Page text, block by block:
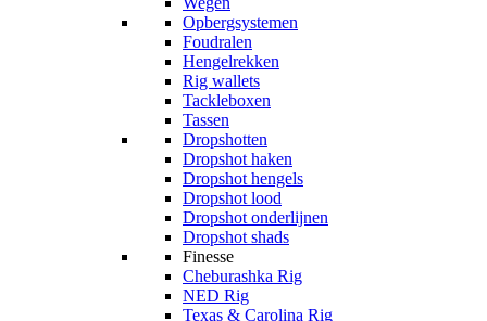
Opbergsystemen
Foudralen
Hengelrekken
Rig wallets
Tackleboxen
Tassen
Dropshotten
Dropshot haken
Dropshot hengels
Dropshot lood
Dropshot onderlijnen
Dropshot shads
Finesse
Cheburashka Rig
NED Rig
Texas & Carolina Rig